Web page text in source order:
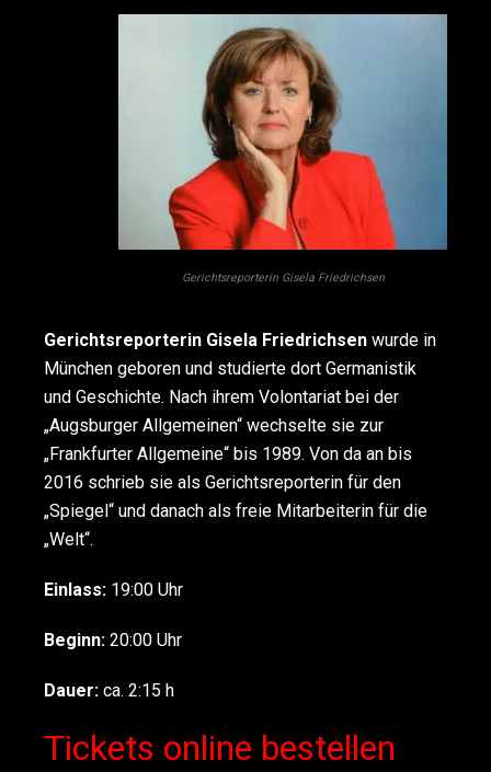
Gerichtsreporterin Gisela Friedrichsen
Gerichtsreporterin Gisela Friedrichsen wurde in
München geboren und studierte dort Germanistik
und Geschichte. Nach ihrem Volontariat bei der
„Augsburger Allgemeinen“ wechselte sie zur
„Frankfurter Allgemeine“ bis 1989. Von da an bis
2016 schrieb sie als Gerichtsreporterin für den
„Spiegel“ und danach als freie Mitarbeiterin für die
„Welt“.
Einlass: 19:00 Uhr
Beginn: 20:00 Uhr
Dauer: ca. 2:15 h
Tickets online bestellen